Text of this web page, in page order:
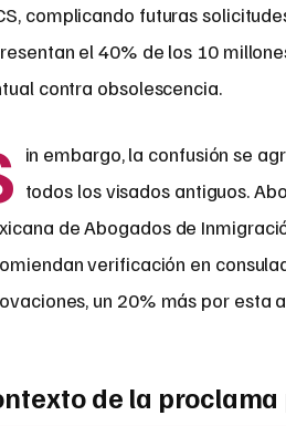
complicando futuras
el 40% de los 10
contra obsolescencia.
in embargo, la confusión se
todos los visados antiguos.
de Abogados de
verificación en
un 20% más por esta
de la